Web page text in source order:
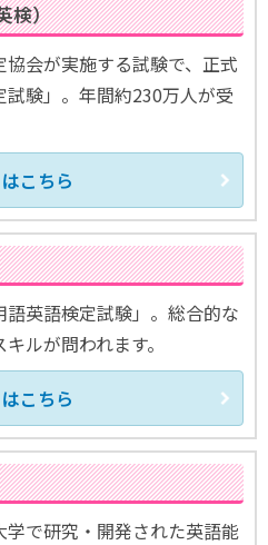
検）
会が実施する試験で、正式
験」。年間約230万人が受
こちら
英語検定試験」。総合的な
ルが問われます。
こちら
で研究・開発された英語能